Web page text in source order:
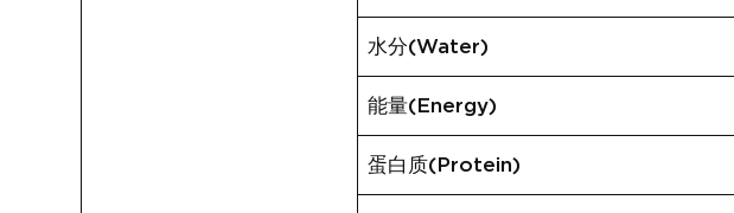
水分(Water)
能量(Energy)
蛋白质(Protein)